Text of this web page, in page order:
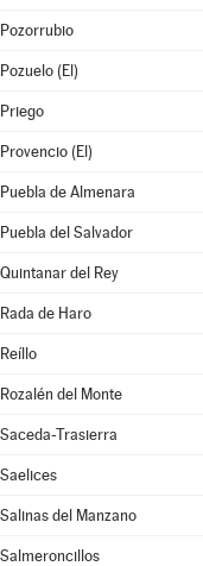
Pozorrubio
Pozuelo (El)
Priego
Provencio (El)
Puebla de Almenara
Puebla del Salvador
Quintanar del Rey
Rada de Haro
Reíllo
Rozalén del Monte
Saceda-Trasierra
Saelices
Salinas del Manzano
Salmeroncillos